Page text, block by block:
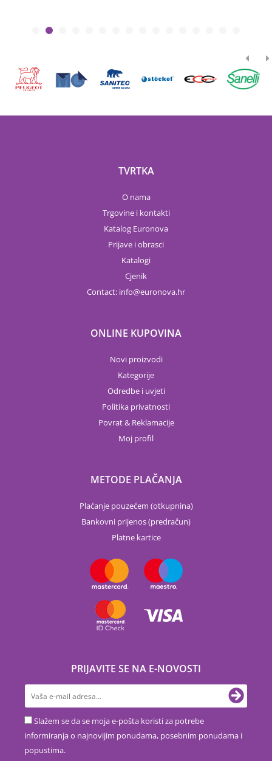
TVRTKA
O nama
Trgovine i kontakti
Katalog Euronova
Prijave i obrasci
Katalogi
Cjenik
Contact: info euronova.hr
ONLINE KUPOVINA
Novi proizvodi
Kategorije
Odredbe i uvjeti
Politika privatnosti
Povrat & Reklamacije
Moj profil
METODE PLAČANJA
Plaćanje pouzećem (otkupnina)
Bankovni prijenos (predračun)
Platne kartice
PRIJAVITE SE NA E-NOVOSTI
Slažem se da se moja e-pošta koristi za potrebe
informiranja o najnovijim ponudama, posebnim ponudama i
popustima.